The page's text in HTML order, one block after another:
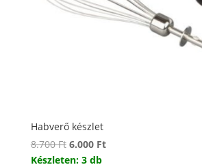
Habverő készlet
8.700Ft Original
price
6.000 FtCurrent
Készleten: 3 db